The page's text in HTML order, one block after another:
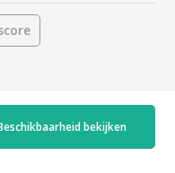
bekijken